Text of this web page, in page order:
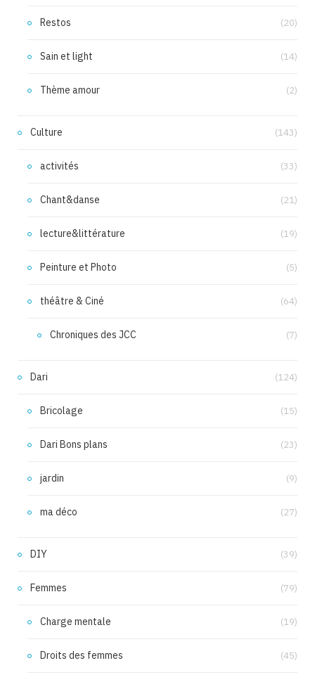
Restos (20)
Sain et light (14)
Thème amour (2)
Culture (143)
activités (33)
Chant&danse (21)
lecture&littérature (19)
Peinture et Photo (5)
théâtre & Ciné (64)
Chroniques des JCC (7)
Dari (124)
Bricolage (15)
Dari Bons plans (23)
jardin (9)
ma déco (27)
DIY (39)
Femmes (79)
Charge mentale (19)
Droits des femmes (45)